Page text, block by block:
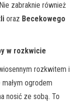
zabraknie również
oraz Becekowego
w rozkwicie
rozkwitem i
ogrodem
nosić ze sobą. To